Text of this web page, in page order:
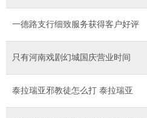
一德路支行细致服务获得客户好评
只有河南戏剧幻城国庆营业时间
泰拉瑞亚邪教徒怎么打 泰拉瑞亚